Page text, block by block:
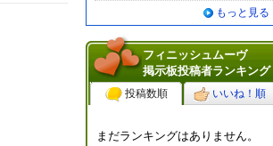
もっと見る
フィニッシュムーヴ
掲示板投稿者ランキング
投稿数順 いいね！順
まだランキングはありません。